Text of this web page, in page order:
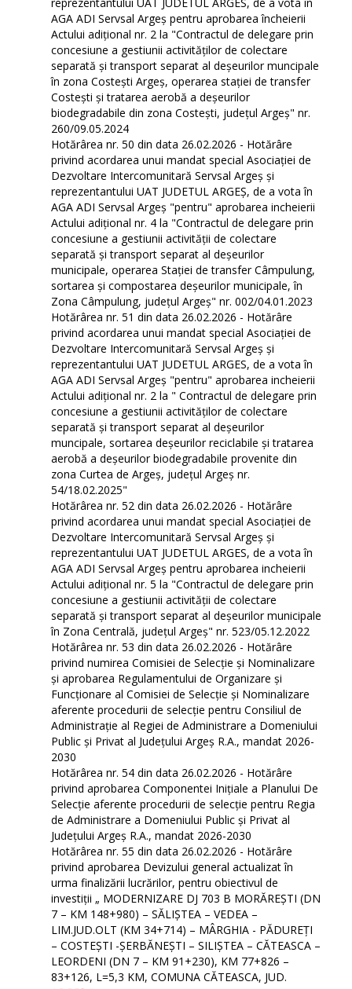
AGA ADI Servsal Argeș pentru aprobarea încheierii
Actului adițional nr. 2 la "Contractul de delegare prin
concesiune a gestiunii activităților de colectare
separată și transport separat al deșeurilor muncipale
în zona Costești Argeș, operarea stației de transfer
Costești și tratarea aerobă a deșeurilor
biodegradabile din zona Costești, județul Argeș" nr.
260/09.05.2024
Hotărârea nr. 50 din data 26.02.2026 - Hotărâre
privind acordarea unui mandat special Asociației de
Dezvoltare Intercomunitară Servsal Argeș și
reprezentantului UAT JUDETUL ARGEȘ, de a vota în
AGA ADI Servsal Argeș "pentru" aprobarea incheierii
Actului adițional nr. 4 la "Contractul de delegare prin
concesiune a gestiunii activității de colectare
separată și transport separat al deşeurilor
municipale, operarea Stației de transfer Câmpulung,
sortarea și compostarea deșeurilor municipale, în
Zona Câmpulung, județul Argeș" nr. 002/04.01.2023
Hotărârea nr. 51 din data 26.02.2026 - Hotărâre
privind acordarea unui mandat special Asociației de
Dezvoltare Intercomunitară Servsal Argeș și
reprezentantului UAT JUDETUL ARGES, de a vota în
AGA ADI Servsal Argeș "pentru" aprobarea incheierii
Actului adițional nr. 2 la " Contractul de delegare prin
concesiune a gestiunii activităților de colectare
separată și transport separat al deșeurilor
muncipale, sortarea deșeurilor reciclabile și tratarea
aerobă a deșeurilor biodegradabile provenite din
zona Curtea de Argeș, județul Argeș nr.
54/18.02.2025"
Hotărârea nr. 52 din data 26.02.2026 - Hotărâre
privind acordarea unui mandat special Asociației de
Dezvoltare Intercomunitară Servsal Argeș și
reprezentantului UAT JUDETUL ARGES, de a vota în
AGA ADI Servsal Argeș pentru aprobarea incheierii
Actului adițional nr. 5 la "Contractul de delegare prin
concesiune a gestiunii activității de colectare
separată și transport separat al deşeurilor municipale
în Zona Centrală, județul Argeș" nr. 523/05.12.2022
Hotărârea nr. 53 din data 26.02.2026 - Hotărâre
privind numirea Comisiei de Selecție și Nominalizare
și aprobarea Regulamentului de Organizare și
Funcționare al Comisiei de Selecție și Nominalizare
aferente procedurii de selecție pentru Consiliul de
Administrație al Regiei de Administrare a Domeniului
Public şi Privat al Județului Argeș R.A., mandat 2026-
2030
Hotărârea nr. 54 din data 26.02.2026 - Hotărâre
privind aprobarea Componentei Inițiale a Planului De
Selecție aferente procedurii de selecție pentru Regia
de Administrare a Domeniului Public şi Privat al
Județului Argeș R.A., mandat 2026-2030
Hotărârea nr. 55 din data 26.02.2026 - Hotărâre
privind aprobarea Devizului general actualizat în
urma finalizării lucrărilor, pentru obiectivul de
investiții „ MODERNIZARE DJ 703 B MORĂREȘTI (DN
7 – KM 148+980) – SĂLIȘTEA – VEDEA –
LIM.JUD.OLT (KM 34+714) – MÂRGHIA - PĂDUREȚI
– COSTEȘTI -ȘERBĂNEȘTI – SILIȘTEA – CĂTEASCA –
LEORDENI (DN 7 – KM 91+230), KM 77+826 –
83+126, L=5,3 KM, COMUNA CĂTEASCA, JUD.